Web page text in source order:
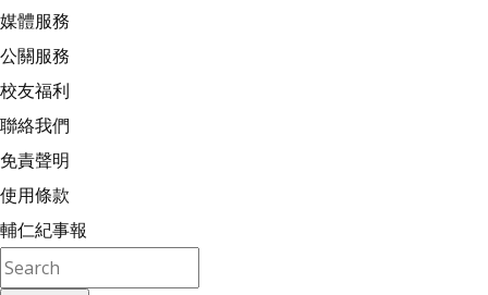
媒體服務
公關服務
校友福利
聯絡我們
免責聲明
使用條款
輔仁紀事報